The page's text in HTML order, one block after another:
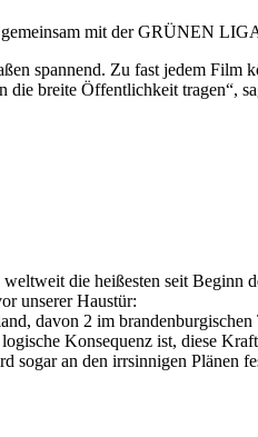
mit der GRÜNEN
spannend. Zu fast jedem Film
die breite Öffentlichkeit tragen“,
die heißesten seit Beginn
unserer Haustür:
davon 2 im
Konsequenz ist, diese
an den irrsinnigen Plänen